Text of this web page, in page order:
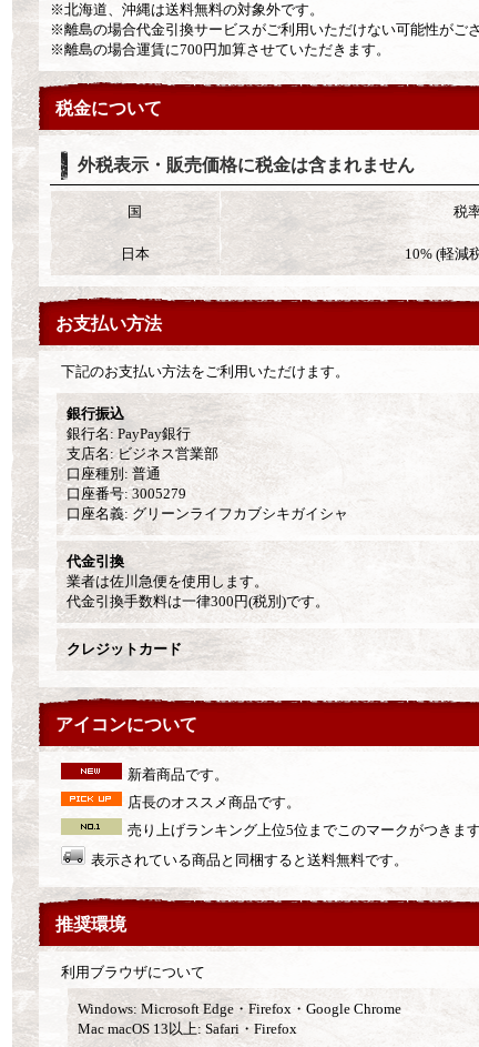
※北海道、沖縄は送料無料の対象外です。
※離島の場合代金引換サービスがご利用いただけない可能性がござ
※離島の場合運賃に700円加算させていただきます。
税金について
外税表示・販売価格に税金は含まれません
国 税
日本 10% (軽減
お支払い方法
下記のお支払い方法をご利用いただけます。
銀行振込
銀行名: PayPay銀行
支店名: ビジネス営業部
口座種別: 普通
口座番号: 3005279
口座名義: グリーンライフカブシキガイシャ
代金引換
業者は佐川急便を使用します。
代金引換手数料は一律300円(税別)です。
クレジットカード
アイコンについて
新着商品です。
店長のオススメ商品です。
売り上げランキング上位5位までこのマークがつきます
表示されている商品と同梱すると送料無料です。
推奨環境
利用ブラウザについて
Windows: Microsoft Edge・Firefox ・Google Chrome
Mac macOS 13以上: Safari・Firefox